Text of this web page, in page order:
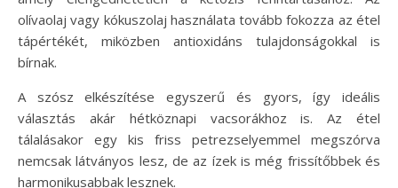
olívaolaj vagy kókuszolaj használata tovább fokozza az étel
tápértékét, miközben antioxidáns tulajdonságokkal is
bírnak.
A szósz elkészítése egyszerű és gyors, így ideális
választás akár hétköznapi vacsorákhoz is. Az étel
tálalásakor egy kis friss petrezselyemmel megszórva
nemcsak látványos lesz, de az ízek is még frissítőbbek és
harmonikusabbak lesznek.